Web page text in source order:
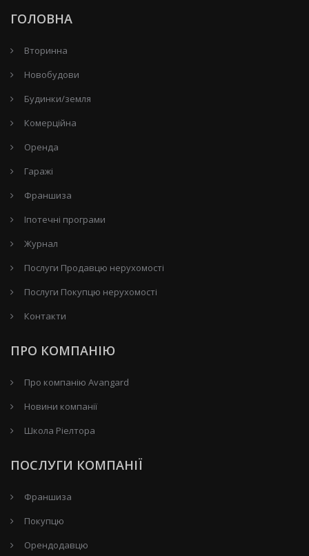
ГОЛОВНА
Вторинна
Новобудови
Будинки/земля
Комерційна
Оренда
Гаражі
Франшиза
Іпотечні програми
Журнал
Послуги Продавцю нерухомості
Послуги Покупцю нерухомості
Контакти
ПРО КОМПАНІЮ
Про компанію Avangard
Новини компанії
Школа Ріелтора
ПОСЛУГИ КОМПАНІЇ
Франшиза
Покупцю
Орендодавцю